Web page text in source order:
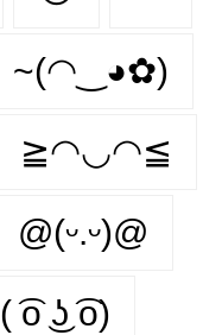
~(◠‿◕✿)
≧◠◡◠≦
@(ᵕ.ᵕ)@
( ͡o ͜ʖ ͡o)